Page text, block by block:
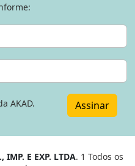
AKAD. Assinar
IMP. E EXP. LTDA. 1 Todos os